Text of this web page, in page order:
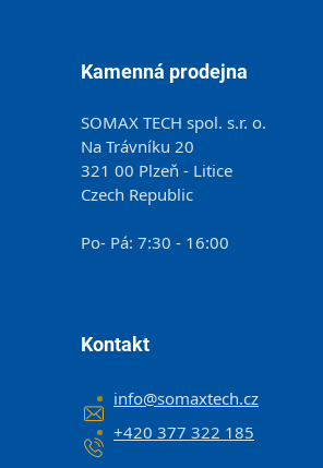
Kamenná prodejna
SOMAX TECH spol. s.r. o.
Na Trávníku 20
321 00 Plzeň - Litice
Czech Republic
Po- Pá: 7:30 - 16:00
Kontakt
info@somaxtech.cz
+420 377 322 185